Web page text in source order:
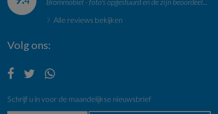
Alle reviews bekijken
Volg ons
Schrijf u in voor de maandelijkse nieuwsbrief